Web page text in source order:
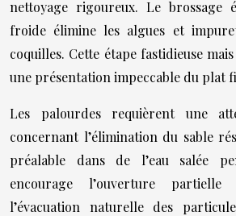
nettoyage rigoureux. Le brossage
froide élimine les algues et
coquilles. Cette étape fastidieuse
une présentation impeccable du plat
Les palourdes requièrent une
concernant l’élimination du sable
préalable dans de l’eau salée
encourage l’ouverture
l’évacuation naturelle des